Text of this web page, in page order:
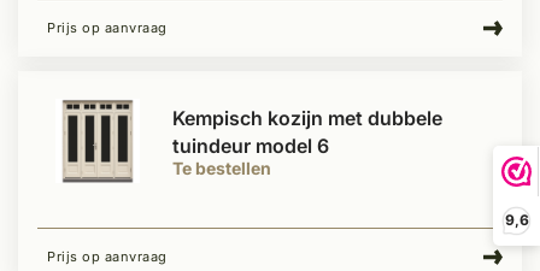
9,6
Prijs op aanvraag
Te bestellen
Kempisch kozijn met dubbele
tuindeur model 6
Prijs op aanvraag